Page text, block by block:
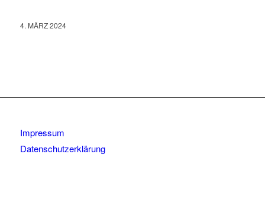
4. MÄRZ 2024
Impressum
Datenschutzerklärung